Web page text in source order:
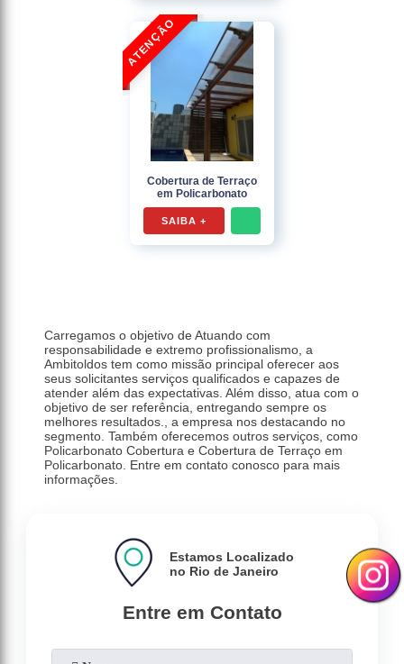
Cobertura de Terraço
em Policarbonato
SAIBA +
Carregamos o objetivo de Atuando com
responsabilidade e extremo profissionalismo, a
Ambitoldos tem como missão principal oferecer aos
seus solicitantes serviços qualificados e capazes de
atender além das expectativas. Além disso, atua com o
objetivo de ser referência, entregando sempre os
melhores resultados., a empresa nos destacando no
segmento. Também oferecemos outros serviços, como
Policarbonato Cobertura e Cobertura de Terraço em
Policarbonato. Entre em contato conosco para mais
informações.
Entre em Contato
Estamos Localizado
no Rio de Janeiro